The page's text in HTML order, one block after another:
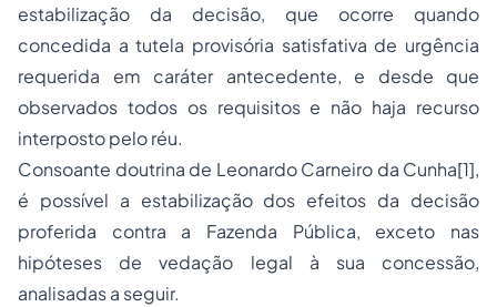
estabilização da decisão, que ocorre quando
concedida a tutela provisória satisfativa de urgência
requerida em caráter antecedente, e desde que
observados todos os requisitos e não haja recurso
interposto pelo réu.
Consoante doutrina de Leonardo Carneiro da Cunha[1],
é possível a estabilização dos efeitos da decisão
proferida contra a Fazenda Pública, exceto nas
hipóteses de vedação legal à sua concessão,
analisadas a seguir.